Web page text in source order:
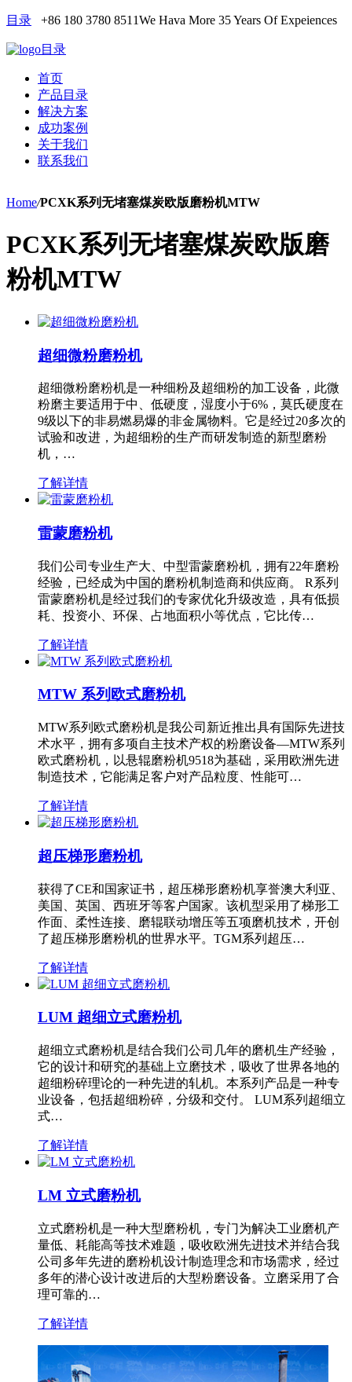
目录 +86 180 3780 8511We Hava More 35 Years Of Expeiences
目录
首页
产品目录
解决方案
成功案例
关于我们
联系我们
Home/PCXK系列无堵塞煤炭欧版磨粉机MTW
PCXK系列无堵塞煤炭欧版磨
粉机MTW
超细微粉磨粉机
超细微粉磨粉机是一种细粉及超细粉的加工设备，此微
粉磨主要适用于中、低硬度，湿度小于6%，莫氏硬度在
9级以下的非易燃易爆的非金属物料。它是经过20多次的
试验和改进，为超细粉的生产而研发制造的新型磨粉
机，…
了解详情
雷蒙磨粉机
我们公司专业生产大、中型雷蒙磨粉机，拥有22年磨粉
经验，已经成为中国的磨粉机制造商和供应商。 R系列
雷蒙磨粉机是经过我们的专家优化升级改造，具有低损
耗、投资小、环保、占地面积小等优点，它比传…
了解详情
MTW 系列欧式磨粉机
MTW系列欧式磨粉机是我公司新近推出具有国际先进技
术水平，拥有多项自主技术产权的粉磨设备—MTW系列
欧式磨粉机，以悬辊磨粉机9518为基础，采用欧洲先进
制造技术，它能满足客户对产品粒度、性能可…
了解详情
超压梯形磨粉机
获得了CE和国家证书，超压梯形磨粉机享誉澳大利亚、
美国、英国、西班牙等客户国家。该机型采用了梯形工
作面、柔性连接、磨辊联动增压等五项磨机技术，开创
了超压梯形磨粉机的世界水平。TGM系列超压…
了解详情
LUM 超细立式磨粉机
超细立式磨粉机是结合我们公司几年的磨机生产经验，
它的设计和研究的基础上立磨技术，吸收了世界各地的
超细粉碎理论的一种先进的轧机。本系列产品是一种专
业设备，包括超细粉碎，分级和交付。 LUM系列超细立
式…
了解详情
LM 立式磨粉机
立式磨粉机是一种大型磨粉机，专门为解决工业磨机产
量低、耗能高等技术难题，吸收欧洲先进技术并结合我
公司多年先进的磨粉机设计制造理念和市场需求，经过
多年的潜心设计改进后的大型粉磨设备。立磨采用了合
理可靠的…
了解详情